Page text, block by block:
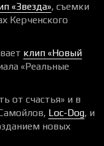
«Звезда», съемки
Керченского
клип «Новый
«Реальные
от счастья» и в
Loc-Dog, и
новых